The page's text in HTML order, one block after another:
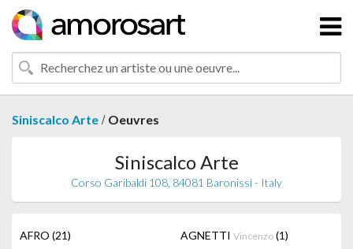
Siniscalco Arte / Oeuvres
Siniscalco Arte
Corso Garibaldi 108, 84081 Baronissi - Italy
AFRO (21) AGNETTI Vincenzo (1)